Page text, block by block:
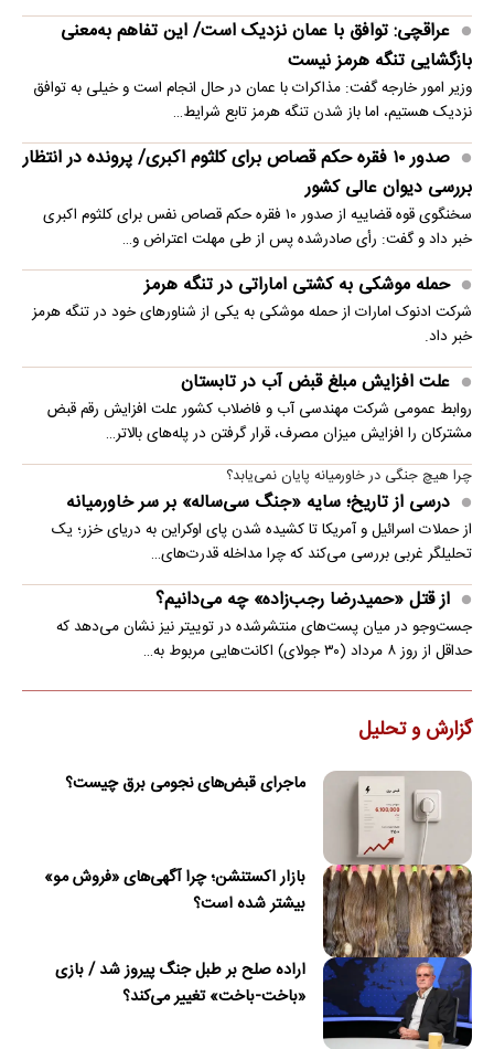
عراقچی: توافق با عمان نزدیک است/ این تفاهم به‌معنی
بازگشایی تنگه هرمز نیست
وزیر امور خارجه گفت: مذاکرات با عمان در حال انجام است و خیلی به توافق
نزدیک هستیم، اما باز شدن تنگه هرمز تابع شرایط…
صدور ۱۰ فقره حکم قصاص برای کلثوم اکبری/ پرونده در انتظار
بررسی دیوان عالی کشور
سخنگوی قوه قضاییه از صدور ۱۰ فقره حکم قصاص نفس برای کلثوم اکبری
خبر داد و گفت: رأی صادرشده پس از طی مهلت اعتراض و…
حمله موشکی به کشتی اماراتی در تنگه هرمز
شرکت ادنوک امارات از حمله موشکی به یکی از شناورهای خود در تنگه هرمز
خبر داد.
علت افزایش مبلغ قبض آب در تابستان
روابط عمومی شرکت مهندسی آب و فاضلاب کشور علت افزایش رقم قبض
مشترکان را افزایش میزان مصرف، قرار گرفتن در پله‌های بالاتر…
چرا هیچ جنگی در خاورمیانه پایان نمی‌یابد؟
درسی از تاریخ؛ سایه «جنگ سی‌ساله» بر سر خاورمیانه
از حملات اسرائیل و آمریکا تا کشیده شدن پای اوکراین به دریای خزر؛ یک
تحلیلگر غربی بررسی می‌کند که چرا مداخله قدرت‌های…
از قتل «حمیدرضا رجب‌زاده» چه می‌دانیم؟
جست‌وجو در میان پست‌های منتشرشده در توییتر نیز نشان می‌دهد که
حداقل از روز ۸ مرداد (۳۰ جولای) اکانت‌هایی مربوط به…
گزارش و تحلیل
ماجرای قبض‌های نجومی برق چیست؟
بازار اکستنشن؛ چرا آگهی‌های «فروش مو»
بیشتر شده است؟
اراده صلح بر طبل جنگ پیروز شد / بازی
«باخت-باخت» تغییر می‌کند؟